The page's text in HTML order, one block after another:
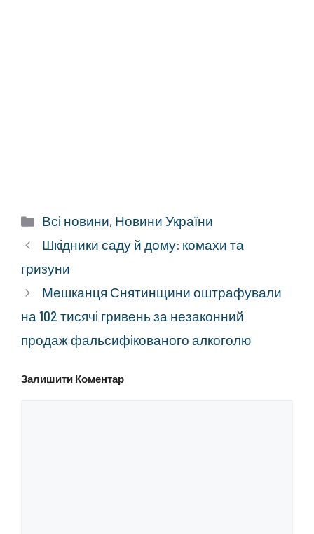
Категорії
Всі новини, Новини України
Шкідники саду й дому: комахи та
гризуни
Мешканця Снятинщини оштрафували
на 102 тисячі гривень за незаконний
продаж фальсифікованого алкоголю
Залишити Коментар